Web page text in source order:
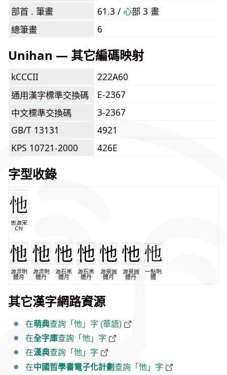
部首 . 筆畫
61.3 / ⼼部 3 畫
總筆畫
6
Unihan — 其它編碼映射
kCCCII
222A60
通用漢字標準交換碼
E-2367
中文標準交換碼
3-2367
GB/T 13131
4921
KPS 10721-2000
426E
字型收錄
思源宋
CN
源流明
體月
源流明
體丹
源石黑
體月
源石黑
體丹
源泉圓
體月
源泉圓
體丹
一點明
體
其它漢字網路資源
在萌典查詢「忚」字 (華語)
在全字庫查詢「忚」字
在漢典查詢「忚」字
在中國哲學書電子化計劃查詢「忚」字